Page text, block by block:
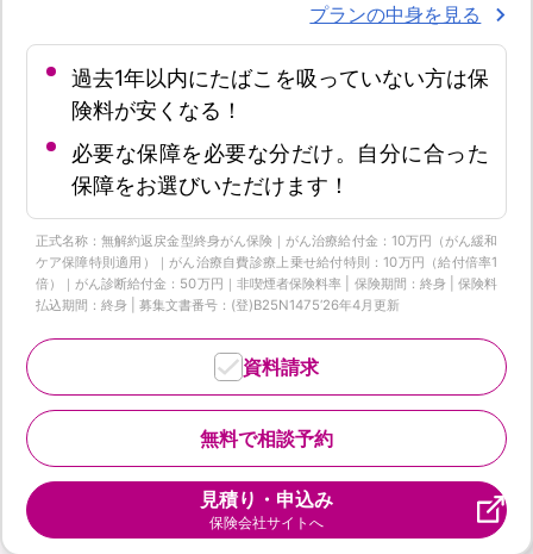
プランの中身を見る
過去1年以内にたばこを吸っていない方は保
険料が安くなる！
必要な保障を必要な分だけ。自分に合った
保障をお選びいただけます！
正式名称：無解約返戻金型終身がん保険｜がん治療給付金：10万円（がん緩和
ケア保障特則適用）｜がん治療自費診療上乗せ給付特則：10万円（給付倍率1
倍）｜がん診断給付金：50万円｜非喫煙者保険料率 | 保険期間：終身 | 保険料
払込期間：終身 | 募集文書番号：(登)B25N1475‘26年4月更新
無料で相談予約
資料請求
見積り・申込み
保険会社サイトへ